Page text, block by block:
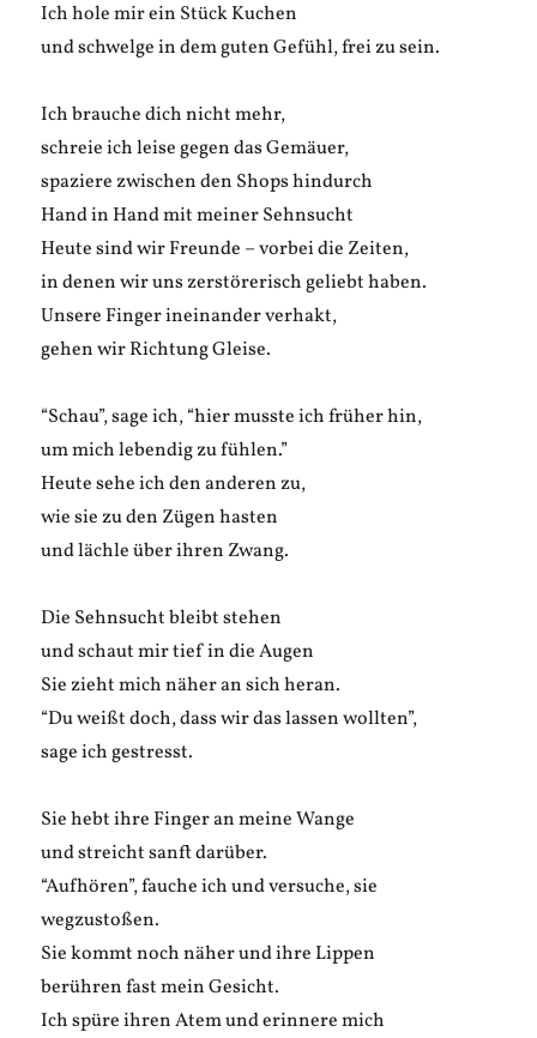
Ich hole mir ein Stück Kuchen
und schwelge in dem guten Gefühl, frei zu sein.
Ich brauche dich nicht mehr,
schreie ich leise gegen das Gemäuer,
spaziere zwischen den Shops hindurch
Hand in Hand mit meiner Sehnsucht
Heute sind wir Freunde – vorbei die Zeiten,
in denen wir uns zerstörerisch geliebt haben.
Unsere Finger ineinander verhakt,
gehen wir Richtung Gleise.
“Schau”, sage ich, “hier musste ich früher hin,
um mich lebendig zu fühlen.”
Heute sehe ich den anderen zu,
wie sie zu den Zügen hasten
und lächle über ihren Zwang.
Die Sehnsucht bleibt stehen
und schaut mir tief in die Augen
Sie zieht mich näher an sich heran.
“Du weißt doch, dass wir das lassen wollten”,
sage ich gestresst.
Sie hebt ihre Finger an meine Wange
und streicht sanft darüber.
“Aufhören”, fauche ich und versuche, sie
wegzustoßen.
Sie kommt noch näher und ihre Lippen
berühren fast mein Gesicht.
Ich spüre ihren Atem und erinnere mich